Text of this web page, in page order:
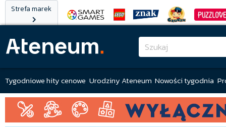
Strefa marek
Tygodniowe hity cenowe Urodziny Ateneum Nowości tygodnia